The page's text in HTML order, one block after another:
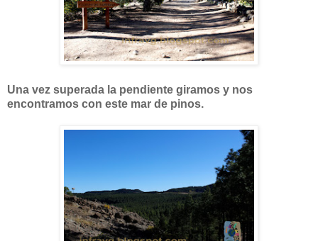
Una vez superada la pendiente giramos y nos
encontramos con este mar de pinos.